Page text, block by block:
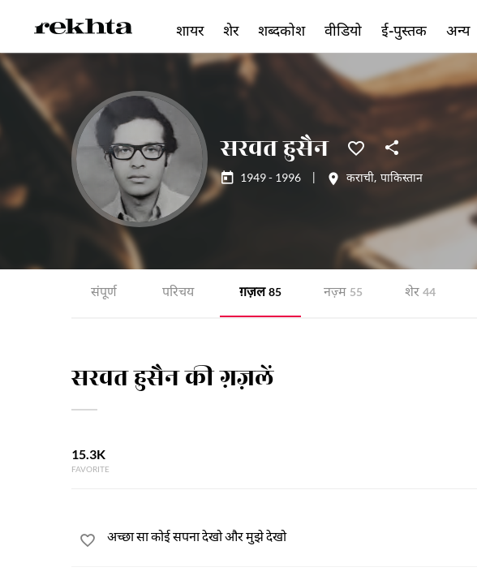
सरवत हुसैन
1949 - 1996 कराची, पाकिस्तान
संपूर्ण परिचय ग़ज़ल 85 नज़्म 55 शेर 44
सरवत हुसैन की ग़ज़लें
15.3K
FAVORITE
अच्छा सा कोई सपना देखो और मुझे देखो
शायर शेर शब्दकोश वीडियो ई-पुस्तक अन्य